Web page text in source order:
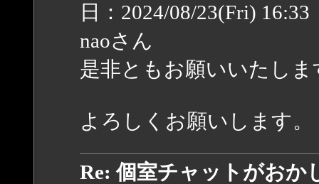
日：2024/08/23(Fri) 16:33
naoさん
是非ともお願いいたしま
よろしくお願いします。
Re: 個室チャットがおか